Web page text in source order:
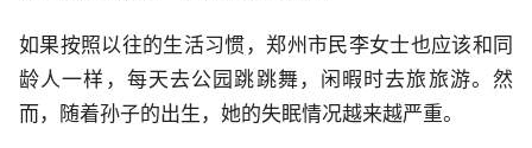
如果按照以往的生活习惯，郑州市民李女士也应该和同
龄人一样，每天去公园跳跳舞，闲暇时去旅旅游。然
而，随着孙子的出生，她的失眠情况越来越严重。